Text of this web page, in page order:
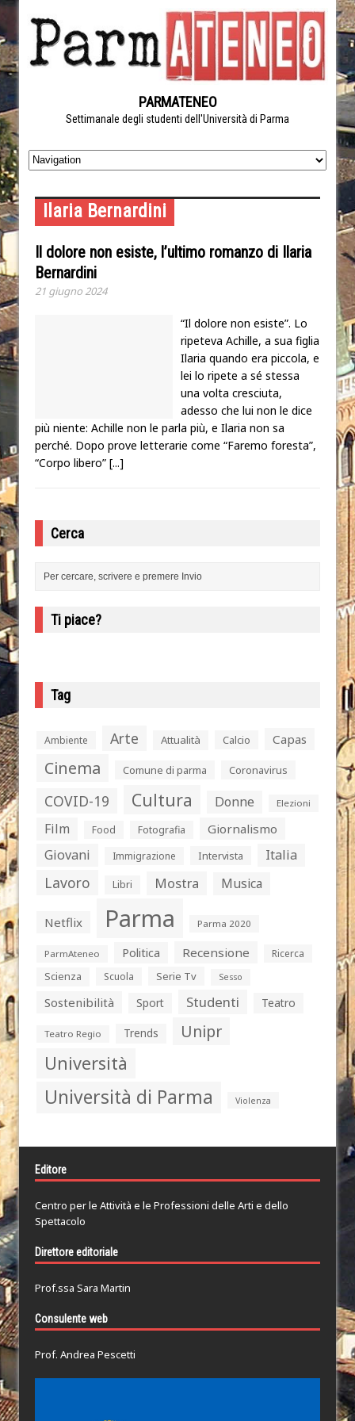
PARMATENEO
Settimanale degli studenti dell'Università di Parma
Ilaria Bernardini
Il dolore non esiste, l’ultimo romanzo di Ilaria
Bernardini
21 giugno 2024
“Il dolore non esiste”. Lo
ripeteva Achille, a sua figlia
Ilaria quando era piccola, e
lei lo ripete a sé stessa
una volta cresciuta,
adesso che lui non le dice
più niente: Achille non le parla più, e Ilaria non sa
perché. Dopo prove letterarie come “Faremo foresta”,
“Corpo libero” [...]
Cerca
Ti piace?
Tag
Ambiente Arte Attualità Calcio Capas
Cinema Comune di parma Coronavirus
COVID-19 Cultura Donne Elezioni
Film Food Fotografia Giornalismo
Giovani Immigrazione Intervista Italia
Lavoro Libri Mostra Musica
Netflix Parma Parma 2020
ParmAteneo Politica Recensione
Ricerca
Scienza
Scuola Serie Tv Sesso
Sostenibilità Sport Studenti Teatro
Teatro Regio Trends Unipr
Università
Università di Parma Violenza
Editore
Centro per le Attività e le Professioni delle Arti e dello
Spettacolo
Direttore editoriale
Prof.ssa Sara Martin
Consulente web
Prof. Andrea Pescetti